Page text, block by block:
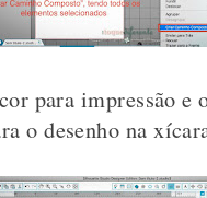
para impressão e
o desenho na